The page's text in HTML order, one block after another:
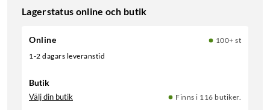
Lagerstatus online och butik
Online
100+ st
1-2 dagars leveranstid
Butik
Välj din butik Finns i 116 butiker.